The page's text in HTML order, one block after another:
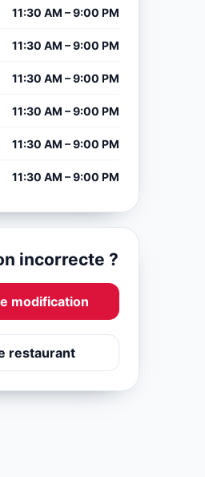
11:30 AM – 9:00 PM
11:30 AM – 9:00 PM
11:30 AM – 9:00 PM
11:30 AM – 9:00 PM
11:30 AM – 9:00 PM
11:30 AM – 9:00 PM
incorrecte ?
modification
restaurant